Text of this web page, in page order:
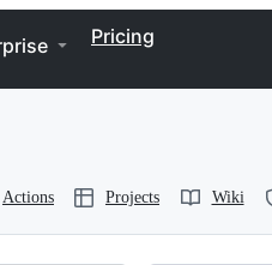
Pricing
Actions Projects Wiki